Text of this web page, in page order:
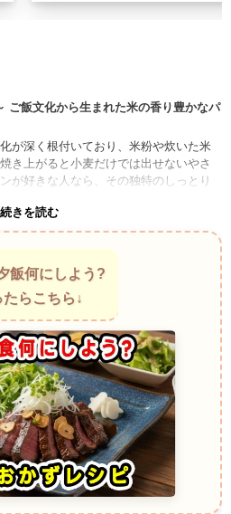
ご飯文化から生まれた米の香り豊かなパ
が深く根付いており、米粉や炊いた米
き上がると小麦だけでは出せないやさ
が好きな人なら、その独特のしっとり
飯が生み出す驚きのやわらか食感～
が知られています。断面はきめ細か
焼きたてをちぎると湯気とともに米の
けたくなります。
米の風味が主役になる南米のパン文化
親しまれています。香ばしさの中に米
だけのパンとは異なる魅力がありま
がります。
の力でふんわり仕上がる焼きパン～
パン文化があります。焼き色は香ばし
飯パンに通じるもっちり感があり、噛
。
発酵した米の香りを楽しむ伝統パン～
です。湯気とともに立ち上る香りには
のやさしい甘みがあり、素朴なのに印
続きを読む
飯何にしよう?
たらこちら↓